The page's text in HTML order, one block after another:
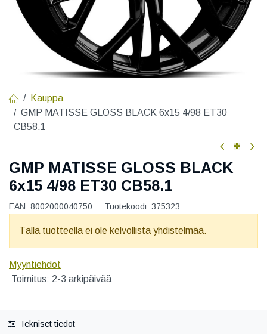
Kauppa
GMP MATISSE GLOSS BLACK 6x15 4/98 ET30
CB58.1
GMP MATISSE GLOSS BLACK
6x15 4/98 ET30 CB58.1
EAN: 8002000040750 Tuotekoodi: 375323
Tällä tuotteella ei ole kelvollista yhdistelmää.
Myyntiehdot
Toimitus: 2-3 arkipäivää
Tekniset tiedot